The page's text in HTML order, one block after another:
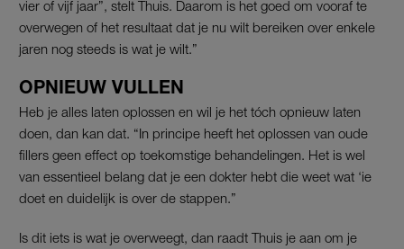
vier of vijf jaar”, stelt Thuis. Daarom is het goed om vooraf te
overwegen of het resultaat dat je nu wilt bereiken over enkele
jaren nog steeds is wat je wilt.”
OPNIEUW VULLEN
Heb je alles laten oplossen en wil je het tóch opnieuw laten
doen, dan kan dat. “In principe heeft het oplossen van oude
fillers geen effect op toekomstige behandelingen. Het is wel
van essentieel belang dat je een dokter hebt die weet wat ‘ie
doet en duidelijk is over de stappen.”
Is dit iets is wat je overweegt, dan raadt Thuis je aan om je